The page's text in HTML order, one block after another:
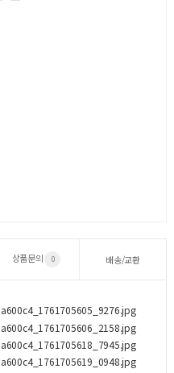
상품문의 0 배송/교환